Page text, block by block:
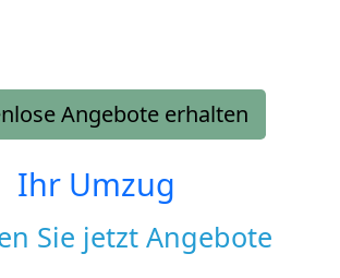
Angebote erhalten
Ihr Umzug
Sie jetzt Angebote